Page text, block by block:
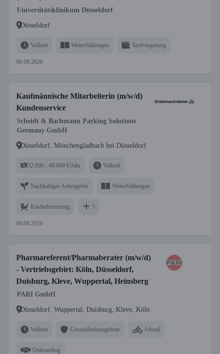
Universitätsklinikum Düsseldorf
Düsseldorf
Vollzeit Weiterbildungen Tarifvergütung
06.08.2026
Kaufmännische Mitarbeiterin (m/w/d)
Kundenservice
Scheidt & Bachmann Parking Solutions
Germany GmbH
Düsseldorf, Mönchengladbach bei Düsseldorf
32.000 - 40.000 €/Jahr Vollzeit
Nachhaltiger Arbeitgeber Weiterbildungen
Kinderbetreuung 3
06.08.2026
Pharmareferent/Pharmaberater (m/w/d)
- Vertriebsgebiet: Köln, Düsseldorf,
Duisburg, Kleve, Wuppertal, Heinsberg
PARI GmbH
Düsseldorf, Wuppertal, Duisburg, Kleve, Köln
Vollzeit Gesundheitsangebote Jobrad
Onboarding